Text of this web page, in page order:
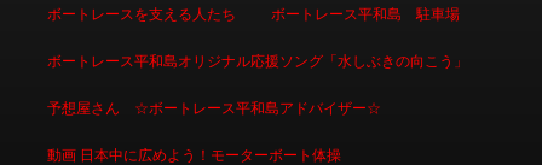
ボートレースを支える人たち ボートレース平和島 駐車場
ボートレース平和島オリジナル応援ソング「水しぶきの向こう」
予想屋さん ☆ボートレース平和島アドバイザー☆
動画 日本中に広めよう！モーターボート体操